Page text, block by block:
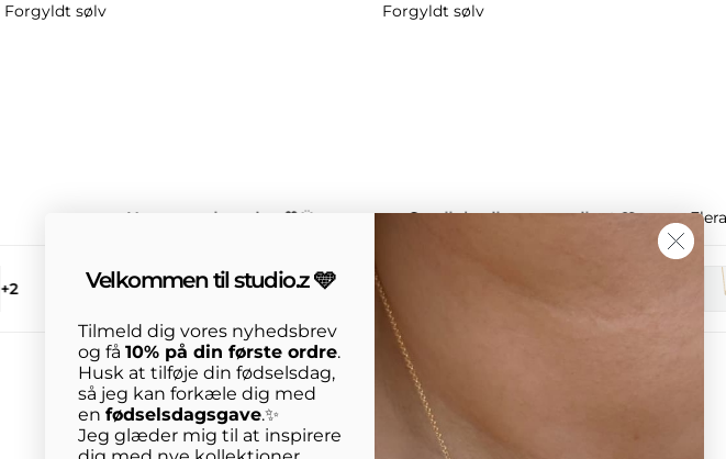
Forgyldt sølv
Forgyldt sølv
+2
Your new obsession 🧡🌞 Small details, strong vibe ✨🩵
Velkommen til studio.z 🩵
Tilmeld dig vores nyhedsbrev
og få 10% på din første ordre.
Husk at tilføje din fødselsdag,
så jeg kan forkæle dig med
en fødselsdagsgave.✨
Jeg glæder mig til at inspirere